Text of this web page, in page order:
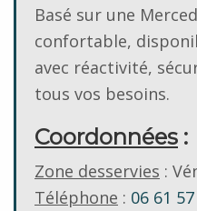
Basé sur une
confortable,
avec réactivité,
tous vos besoins.
Coordonnées :
Zone desservies :
Téléphone : 06 61